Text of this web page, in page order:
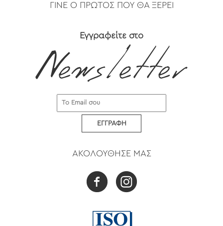
ΓΙΝΕ Ο ΠΡΩΤΟΣ ΠΟΥ ΘΑ ΞΕΡΕΙ
Εγγραφείτε στο
ΕΓΓΡΑΦΗ
ΑΚΟΛΟΥΘΗΣΕ ΜΑΣ